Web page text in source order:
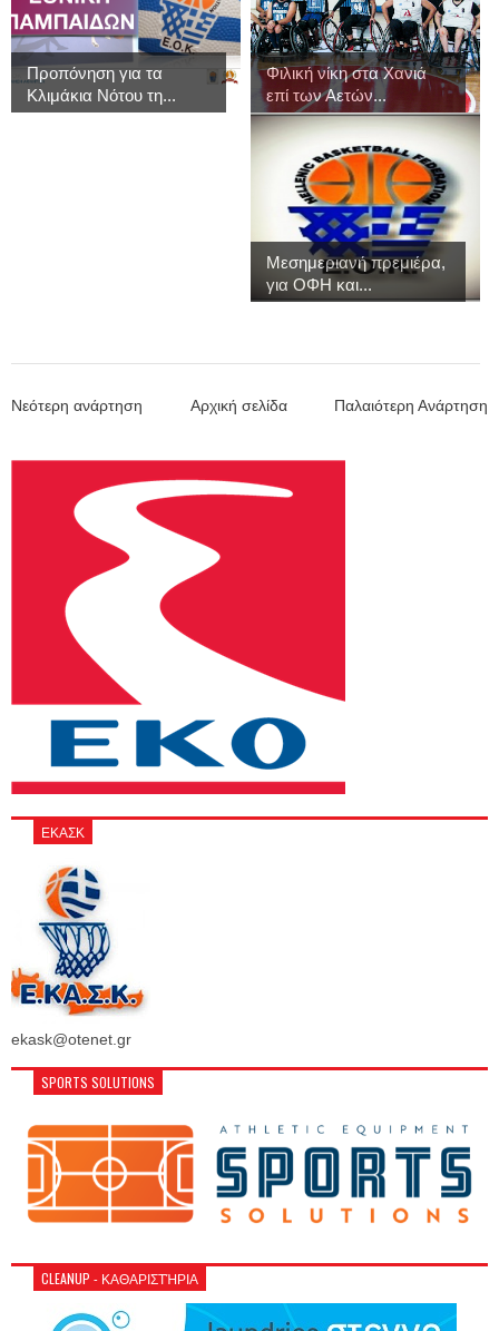
Προπόνηση για τα
Κλιμάκια Νότου τη...
Φιλική νίκη στα Χανιά
επί των Αετών...
Μεσημεριανή πρεμιέρα,
για ΟΦΗ και...
Νεότερη ανάρτηση Παλαιότερη Ανάρτηση
Αρχική σελίδα
ΕΚΑΣΚ
ekask@otenet.gr
SPORTS SOLUTIONS
CLEANUP - ΚΑΘΑΡΙΣΤΉΡΙΑ